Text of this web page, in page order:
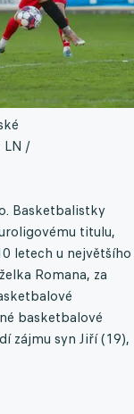
LN /
Basketbalistky
titulu,
letech u největšího
Romana, za
basketbalové
zájmu syn Jiří (19),